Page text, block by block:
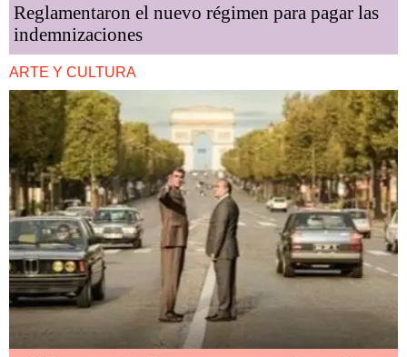
Reglamentaron el nuevo régimen para pagar las
indemnizaciones
ARTE Y CULTURA